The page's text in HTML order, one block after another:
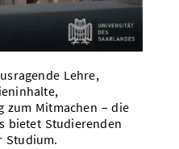
Lehre,
zum Mitmachen – die
bietet Studierenden
Studium.